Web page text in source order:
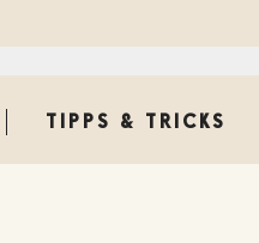
TIPPS & TRICKS